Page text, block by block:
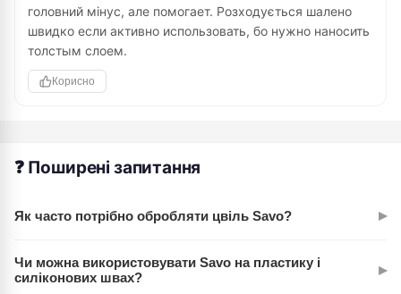
головний мінус, але помогает. Розходується шалено
швидко если активно использовать, бо нужно наносить
толстым слоем.
Корисно
❓ Поширені запитання
Як часто потрібно обробляти цвіль Savo? ▸
3-6 місяців, якщо цвіль часто повертається. Однак один
Чи можна використовувати Savo на пластику і
силіконових швах?
▸